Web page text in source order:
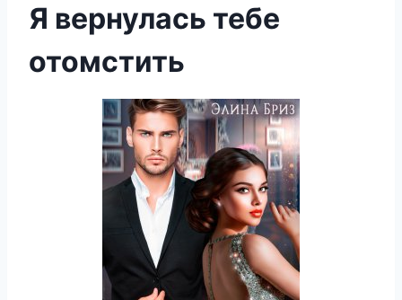
Я вернулась тебе
отомстить